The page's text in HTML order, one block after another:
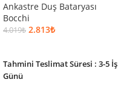
Ankastre Duş Bataryası
Bocchi
4.019₺ 2.813₺
Tahmini Teslimat Süresi : 3-5 İş
Günü